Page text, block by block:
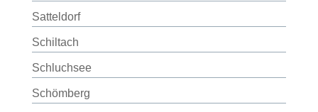
Satteldorf
Schiltach
Schluchsee
Schömberg